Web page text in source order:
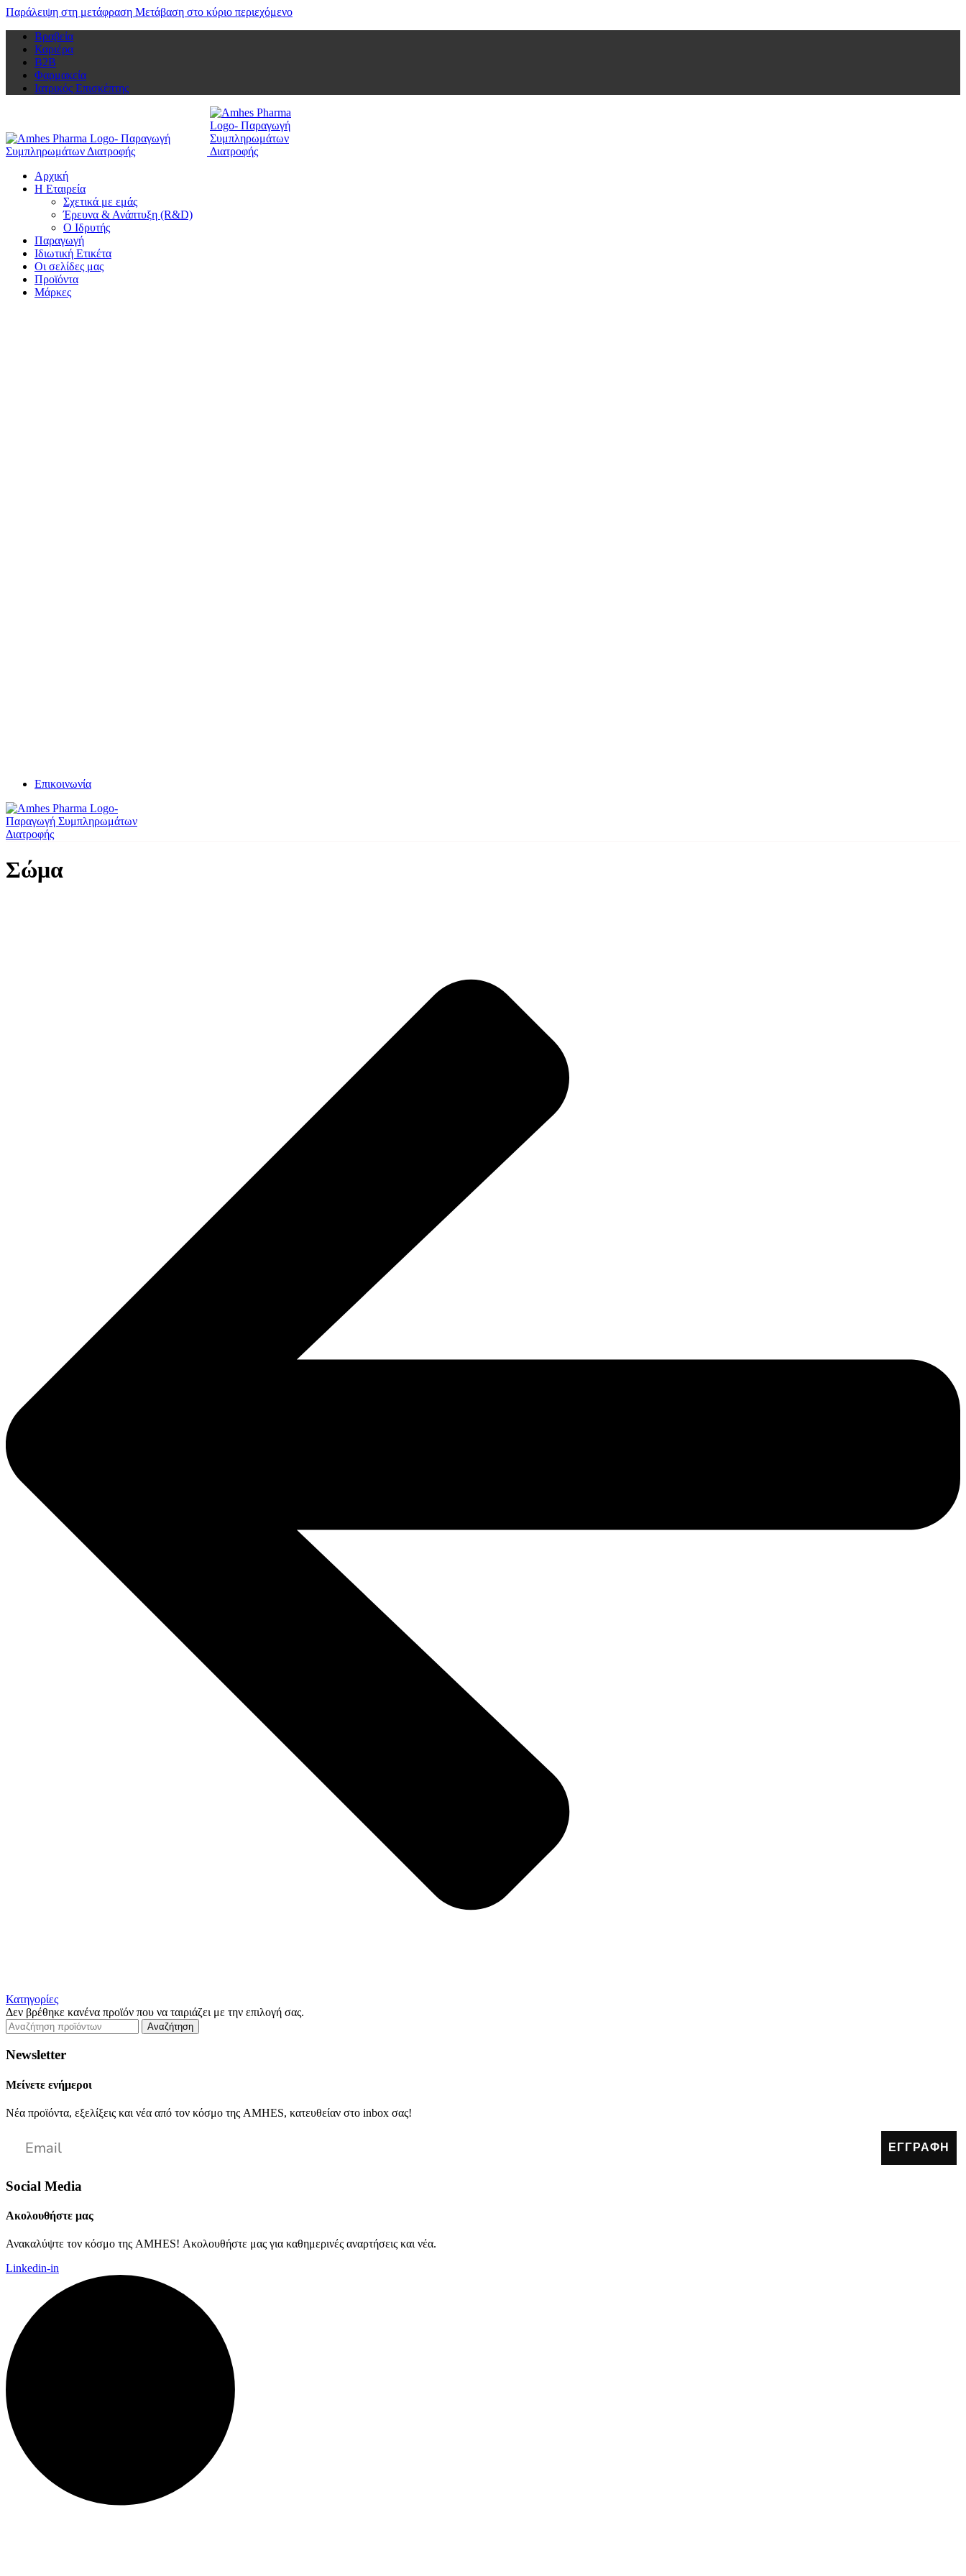
Παράλειψη στη μετάφραση Μετάβαση στο κύριο περιεχόμενο
Βραβεία
Καριέρα
Β2Β
Φαρμακεία
Ιατρικός Επισκέπτης
Αρχική
Η Εταιρεία
Σχετικά με εμάς
Έρευνα & Ανάπτυξη (R&D)
Ο Ιδρυτής
Παραγωγή
Ιδιωτική Ετικέτα
Οι σελίδες μας
Προϊόντα
Μάρκες
Επικοινωνία
Σώμα
Κατηγορίες
Δεν βρέθηκε κανένα προϊόν που να ταιριάζει με την επιλογή σας.
Αναζήτηση
Newsletter
Μείνετε ενήμεροι
Νέα προϊόντα, εξελίξεις και νέα από τον κόσμο της AMHES, κατευθείαν στο inbox σας!
ΕΓΓΡΑΦΗ
Social Media
Ακολουθήστε μας
Ανακαλύψτε τον κόσμο της AMHES! Ακολουθήστε μας για καθημερινές αναρτήσεις και νέα.
Linkedin-in